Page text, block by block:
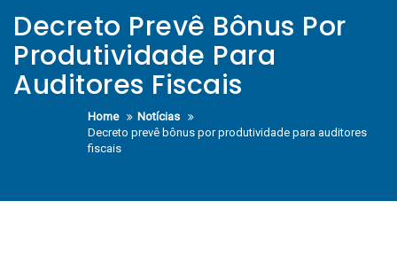
Decreto Prevê Bônus Por
Produtividade Para
Auditores Fiscais
Home
Notícias
Decreto prevê bônus por produtividade para auditores
fiscais